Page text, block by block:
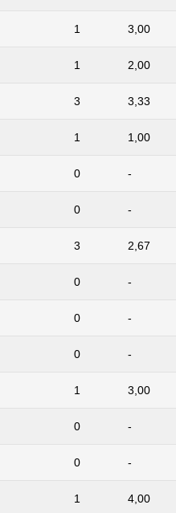
1 3,00
1 2,00
3 3,33
1 1,00
0 -
0 -
3 2,67
0 -
0 -
0 -
1 3,00
0 -
0 -
1 4,00